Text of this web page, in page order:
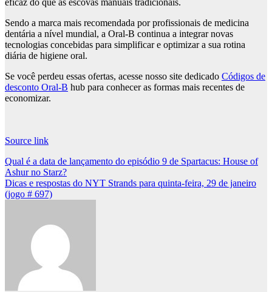
eficaz do que as escovas manuais tradicionais.
Sendo a marca mais recomendada por profissionais de medicina
dentária a nível mundial, a Oral-B continua a integrar novas
tecnologias concebidas para simplificar e optimizar a sua rotina
diária de higiene oral.
Se você perdeu essas ofertas, acesse nosso site dedicado Códigos de
desconto Oral-B hub para conhecer as formas mais recentes de
economizar.
Source link
Post
navigation
Qual é a data de lançamento do episódio 9 de Spartacus: House of
Ashur no Starz?
Dicas e respostas do NYT Strands para quinta-feira, 29 de janeiro
(jogo # 697)